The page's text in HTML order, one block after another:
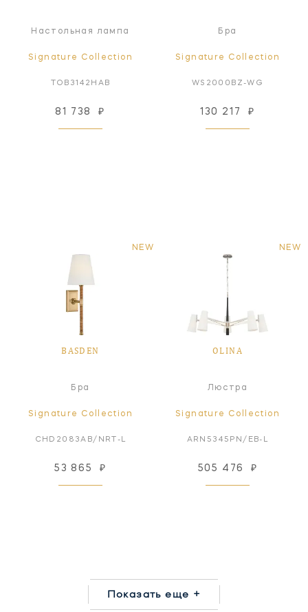
Настольная лампа
Signature Collection
TOB3142HAB
81 738 ₽
Бра
Signature Collection
WS2000BZ-WG
130 217 ₽
NEW
BASDEN
Бра
Signature Collection
CHD2083AB/NRT-L
53 865 ₽
NEW
OLINA
Люстра
Signature Collection
ARN5345PN/EB-L
505 476 ₽
Показать еще +